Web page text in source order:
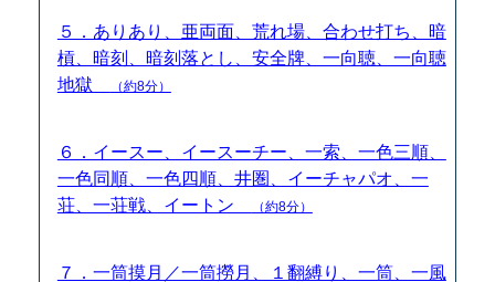
５．ありあり、亜両面、荒れ場、合わせ打ち、暗
槓、暗刻、暗刻落とし、安全牌、一向聴、一向聴
地獄
（約8分）
６．イースー、イースーチー、一索、一色三順、
一色同順、一色四順、井圏、イーチャパオ、一
荘、一荘戦、イートン
（約8分）
７．一筒摸月／一筒撈月、１翻縛り、一筒、一風